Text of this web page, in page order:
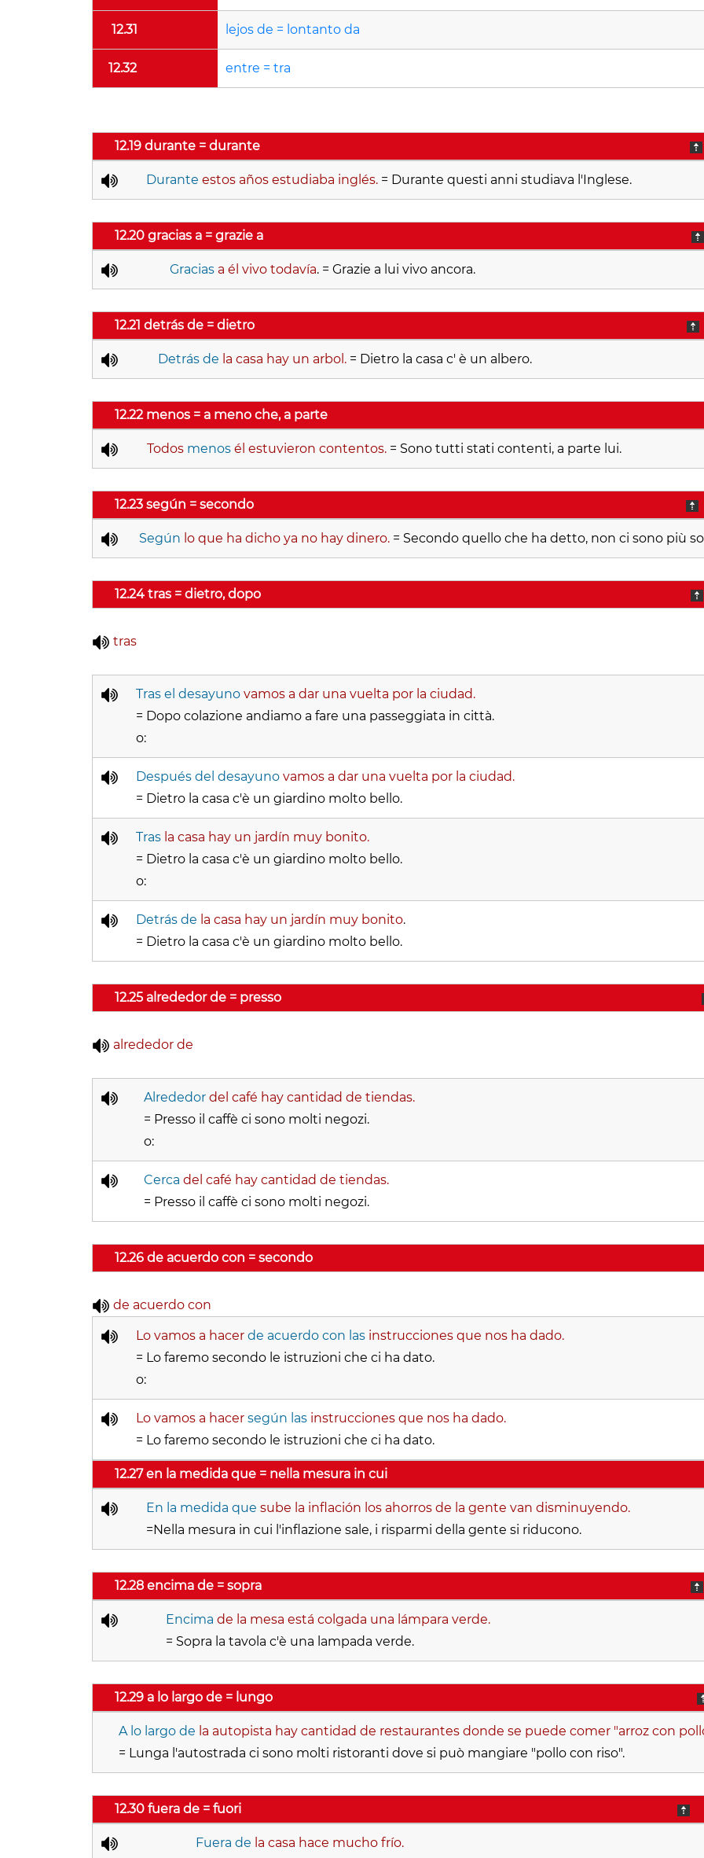
12.31 lejos de = lontanto da
12.32 entre = tra
12.19 durante = durante
Durante estos años estudiaba inglés. = Durante questi anni studiava l'Inglese.
12.20 gracias a = grazie a
Gracias a él vivo todavía. = Grazie a lui vivo ancora.
12.21 detrás de = dietro
Detrás de la casa hay un arbol. = Dietro la casa c' è un albero.
12.22 menos = a meno che, a parte
Todos menos él estuvieron contentos. = Sono tutti stati contenti, a parte lui.
12.23 según = secondo
Según lo que ha dicho ya no hay dinero. = Secondo quello che ha detto, non ci sono più
12.24 tras = dietro, dopo
tras
Tras el desayuno vamos a dar una vuelta por la ciudad.
= Dopo colazione andiamo a fare una passeggiata in città.
o:
Después del desayuno vamos a dar una vuelta por la ciudad.
= Dietro la casa c'è un giardino molto bello.
Tras la casa hay un jardín muy bonito.
= Dietro la casa c'è un giardino molto bello.
o:
Detrás de la casa hay un jardín muy bonito.
= Dietro la casa c'è un giardino molto bello.
12.25 alrededor de = presso
alrededor de
Alrededor del café hay cantidad de tiendas.
= Presso il caffè ci sono molti negozi.
o:
Cerca del café hay cantidad de tiendas.
= Presso il caffè ci sono molti negozi.
12.26 de acuerdo con = secondo
de acuerdo con
Lo vamos a hacer de acuerdo con las instrucciones que nos ha dado.
= Lo faremo secondo le istruzioni che ci ha dato.
o:
Lo vamos a hacer según las instrucciones que nos ha dado.
= Lo faremo secondo le istruzioni che ci ha dato.
12.27 en la medida que = nella mesura in cui
En la medida que sube la inflación los ahorros de la gente van disminuyendo.
=Nella mesura in cui l'inflazione sale, i risparmi della gente si riducono.
12.28 encima de = sopra
Encima de la mesa está colgada una lámpara verde.
= Sopra la tavola c'è una lampada verde.
12.29 a lo largo de = lungo
A lo largo de la autopista hay cantidad de restaurantes donde se puede comer "arroz con
= Lunga l'autostrada ci sono molti ristoranti dove si può mangiare "pollo con riso".
12.30 fuera de = fuori
Fuera de la casa hace mucho frío.